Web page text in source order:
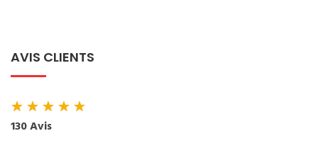
AVIS CLIENTS
★★★★★
130 Avis